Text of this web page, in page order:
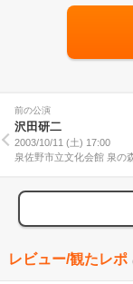
前の公演
沢田研二
2003/10/11 (土) 17:00
泉佐野市立文化会館 泉の
レビュー/観たレポ